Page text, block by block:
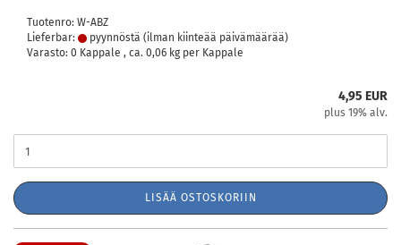
Tuotenro: W-ABZ
Lieferbar:
pyynnöstä (ilman kiinteää päivämäärää)
Varasto: 0 Kappale , ca. 0,06 kg per Kappale
4,95 EUR
plus 19% alv.
LISÄÄ OSTOSKORIIN